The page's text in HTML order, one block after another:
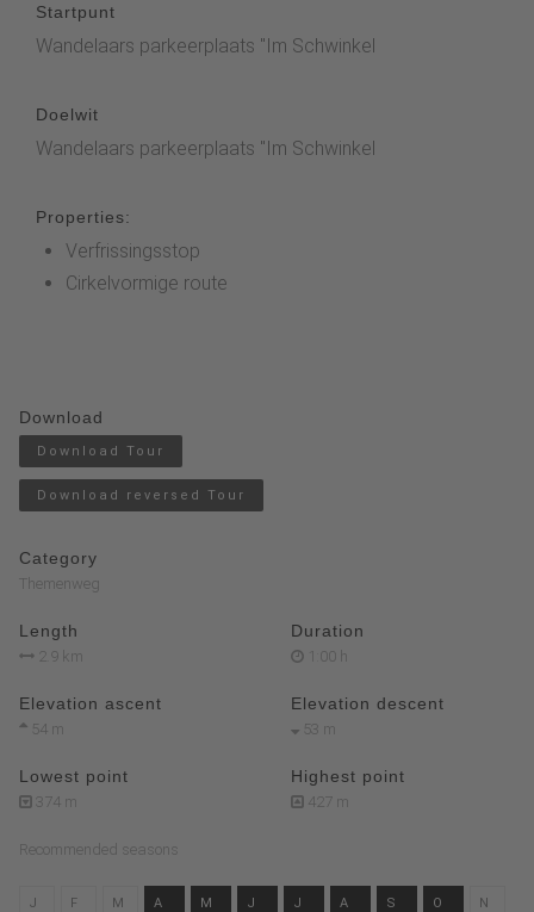
Startpunt
Wandelaars parkeerplaats "Im Schwinkel
Doelwit
Wandelaars parkeerplaats "Im Schwinkel
Properties:
Verfrissingsstop
Cirkelvormige route
Download
Download Tour
Download reversed Tour
Category
Themenweg
Length
2.9 km
Duration
1:00 h
Elevation ascent
54 m
Elevation descent
53 m
Lowest point
374 m
Highest point
427 m
Recommended seasons
J F M A M J J A S O N